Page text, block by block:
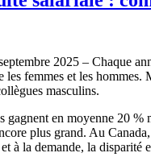
2025 – Chaque
les femmes et les
masculins.
gagnent en moyenne 20 %
plus grand. Au
à la demande, la disparité